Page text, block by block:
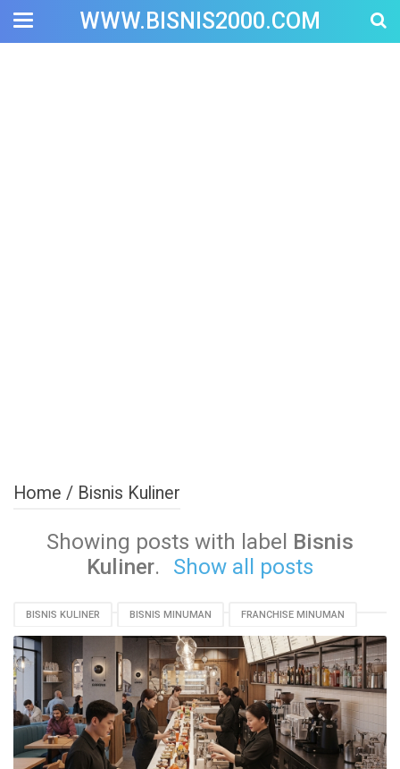
WWW.BISNIS2000.COM
Home / Bisnis Kuliner
Showing posts with label Bisnis
Kuliner. Show all posts
BISNIS KULINER BISNIS MINUMAN FRANCHISE MINUMAN
INOVASI BISNIS MANAJEMEN BISNIS MINUMAN KEKINIAN
MODAL BISNIS PEMASARAN DIGITAL STRATEGI BISNIS
TIPS BISNIS